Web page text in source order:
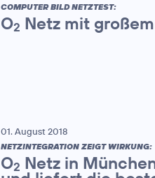
COMPUTER BILD NETZTEST:
O2 Netz mit
01. August 2018
NETZINTEGRATION ZEIGT WIRKUNG:
O2 Netz in